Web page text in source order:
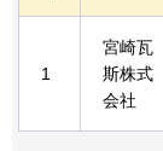
1
宮崎瓦
斯株式
会社